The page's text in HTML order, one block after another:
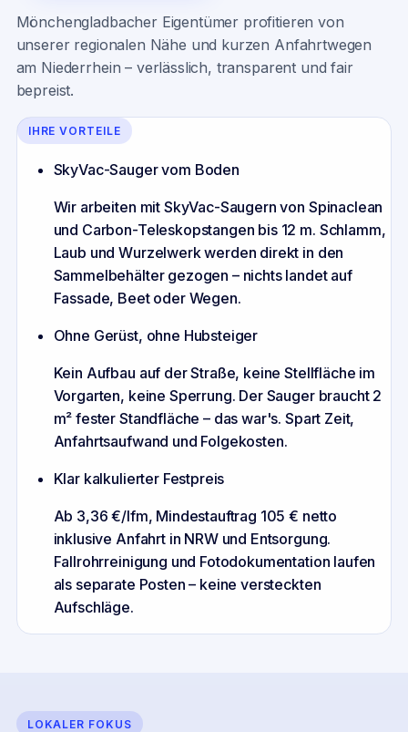
Mönchengladbacher Eigentümer profitieren von
unserer regionalen Nähe und kurzen Anfahrtwegen
am Niederrhein – verlässlich, transparent und fair
bepreist.
IHRE VORTEILE
SkyVac-Sauger vom Boden
Wir arbeiten mit SkyVac-Saugern von Spinaclean
und Carbon-Teleskopstangen bis 12 m. Schlamm,
Laub und Wurzelwerk werden direkt in den
Sammelbehälter gezogen – nichts landet auf
Fassade, Beet oder Wegen.
Ohne Gerüst, ohne Hubsteiger
Kein Aufbau auf der Straße, keine Stellfläche im
Vorgarten, keine Sperrung. Der Sauger braucht 2
m² fester Standfläche – das war's. Spart Zeit,
Anfahrtsaufwand und Folgekosten.
Klar kalkulierter Festpreis
Ab 3,36 €/lfm, Mindestauftrag 105 € netto
inklusive Anfahrt in NRW und Entsorgung.
Fallrohrreinigung und Fotodokumentation laufen
als separate Posten – keine versteckten
Aufschläge.
LOKALER FOKUS